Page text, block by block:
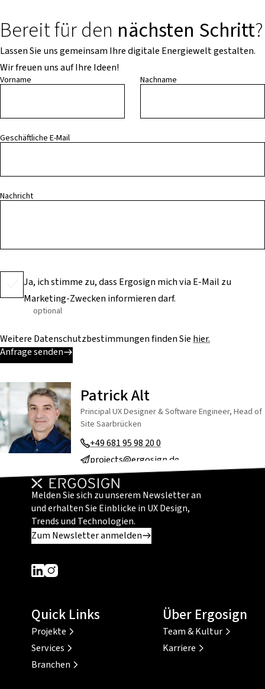
Bereit für den nächsten Schritt?
Lassen Sie uns gemeinsam Ihre digitale Energiewelt gestalten.
Wir freuen uns auf Ihre Ideen!
Vorname Nachname
Geschäftliche E-Mail
Nachricht
Ja, ich stimme zu, dass Ergosign mich via E-Mail zu
Marketing-Zwecken informieren darf.
optional
Weitere Datenschutzbestimmungen finden Sie hier.
Anfrage senden
Patrick Alt
Principal UX Designer & Software Engineer, Head of
Site Saarbrücken
+49 681 95 98 20 0
projects@ergosign.de
Melden Sie sich zu unserem Newsletter an
und erhalten Sie Einblicke in UX Design,
Trends und Technologien.
Zum Newsletter anmelden
Dieser Link führt zu einer externen Seite
Dieser Link führt zu einer externen Seite
Quick Links
Projekte
Services
Branchen
Über Ergosign
Team & Kultur
Karriere